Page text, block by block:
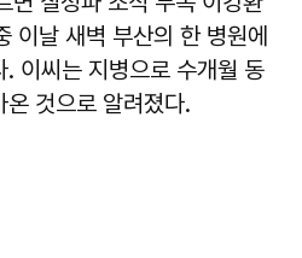
이날 새벽 부산의 한 병원에
이씨는 지병으로 수개월 동
것으로 알려졌다.